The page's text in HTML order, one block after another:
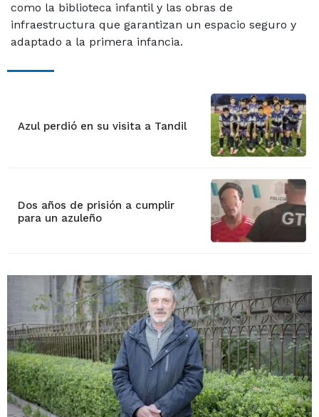
como la biblioteca infantil y las obras de
infraestructura que garantizan un espacio seguro y
adaptado a la primera infancia.
Azul perdió en su visita a Tandil
Dos años de prisión a cumplir
para un azuleño